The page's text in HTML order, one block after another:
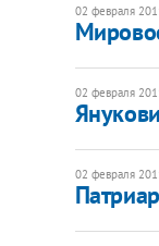
02 февраля
02 февраля
02 февраля